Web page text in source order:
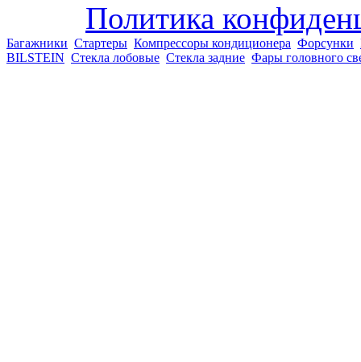
Политика
Багажники Стартеры Компрессоры кондиционера Форсунки
BILSTEIN Стекла лобовые Стекла задние Фары головного